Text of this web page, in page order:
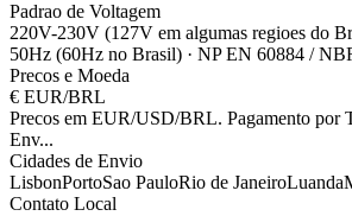
Padrao de Voltagem
220V-230V (127V em algumas regioes do
50Hz (60Hz no Brasil) · NP EN 60884 /
Precos e Moeda
€ EUR/BRL
Precos em EUR/USD/BRL. Pagamento por
Env...
Cidades de Envio
LisbonPortoSao PauloRio de JaneiroLuanda
Contato Local